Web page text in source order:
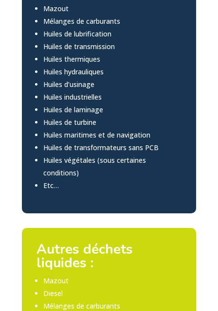
Mazout
Mélanges de carburants
Huiles de lubrification
Huiles de transmission
Huiles thermiques
Huiles hydrauliques
Huiles d’usinage
Huiles industrielles
Huiles de laminage
Huiles de turbine
Huiles maritimes et de navigation
Huiles de transformateurs sans PCB
Huiles végétales (sous certaines
conditions)
Etc…
Autres déchets
liquides :
Mazout
Diesel
Mélanges de carburants